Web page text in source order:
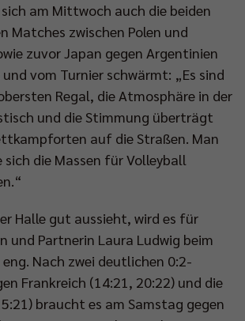
am Mittwoch auch die beiden
Matches zwischen Polen und
zuvor Japan gegen Argentinien
vom Turnier schwärmt: „Es sind
Regal, die Atmosphäre in der
und die Stimmung überträgt
auf die Straßen. Man
sich die Massen für Volleyball
Halle gut aussieht, wird es für
und Partnerin Laura Ludwig beim
Nach zwei deutlichen 0:2-
Frankreich (14:21, 20:22) und die
braucht es am Samstag gegen